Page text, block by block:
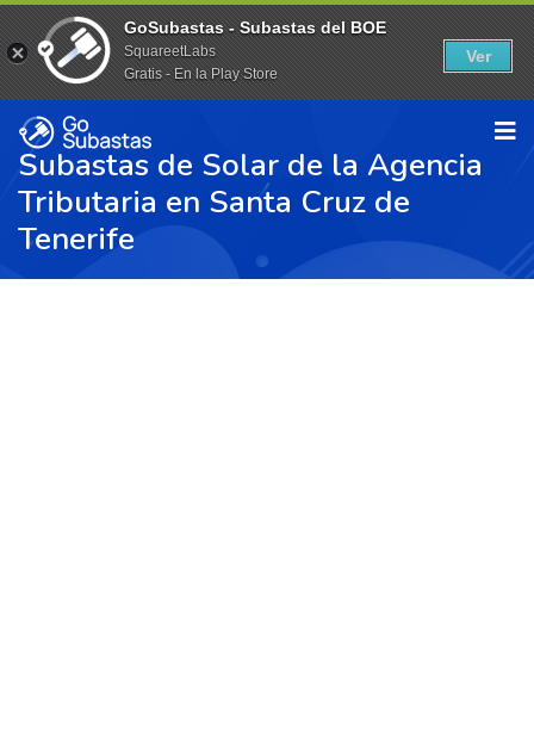
Subastas de Solar de la Agencia
Tributaria en Santa Cruz de
Tenerife
GoSubastas - Subastas del BOE
SquareetLabs
Gratis - En la Play Store
Ver